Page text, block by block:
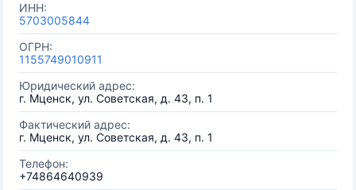
ИНН:
5703005844
ОГРН:
1155749010911
Юридический адрес:
г. Мценск, ул. Советская, д. 43, п. 1
Фактический адрес:
г. Мценск, ул. Советская, д. 43, п. 1
Телефон:
+74864640939